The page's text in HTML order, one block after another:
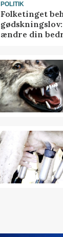
POLITIK
Folketinget
ændre din